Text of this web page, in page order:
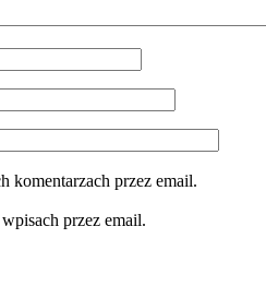
komentarzach przez email.
przez email.